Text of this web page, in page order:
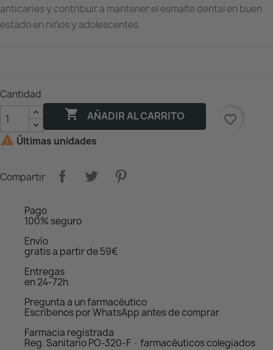
anticaries y contribuir a mantener el esmalte dental en buen
estado en niños y adolescentes.
Cantidad
 AÑADIR AL CARRITO
favorite_border
 Últimas unidades
Compartir
Pago
100% seguro
Envío
gratis a partir de 59€
Entregas
en 24-72h
Pregunta a un farmacéutico
Escríbenos por WhatsApp antes de comprar
Farmacia registrada
Reg. Sanitario PO-320-F · farmacéuticos colegiados